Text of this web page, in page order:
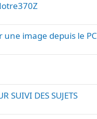
image depuis le PC
SUIVI DES SUJETS